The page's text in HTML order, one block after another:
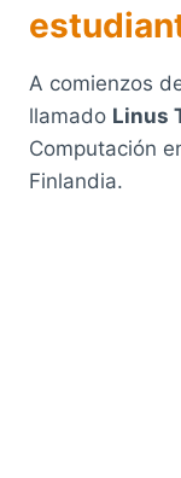
A comienzos
llamado Linus
Computación
Finlandia.